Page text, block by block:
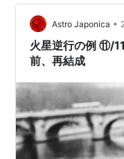
:日本人は皮肉が通
元OASISのノエル・
ィスった!? 大ウソ！
Pouch［ポーチ］
*3:Noel Gallagher
'Stratford's finest
NME
Astro Japonica •
火星逆行の例 ⑪/
前、再結成